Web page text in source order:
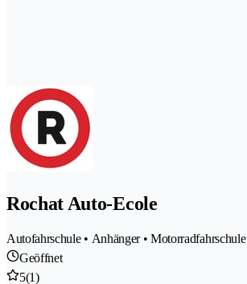
Rochat Auto-Ecole
Autofahrschule • Anhänger • Motorradfahrschule
Geöffnet
5(1)